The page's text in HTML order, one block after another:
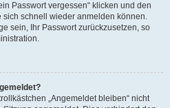
Passwort vergessen“ klicken und den
schnell wieder anmelden können.
sein, Ihr Passwort zurückzusetzen, so
„Angemeldet bleiben“ nicht